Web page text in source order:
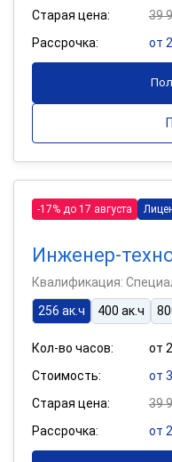
Старая цена:
39
Рассрочка:
от
-17% до 17 августа
Инженер-
Квалификация:
256 ак.ч
400 ак.ч
Кол-во часов:
от
Стоимость:
от
Старая цена:
39
Рассрочка:
от